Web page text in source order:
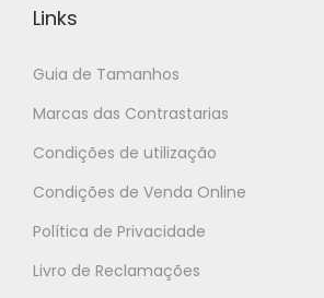
Links
Guia de Tamanhos
Marcas das Contrastarias
Condições de utilização
Condições de Venda Online
Política de Privacidade
Livro de Reclamações